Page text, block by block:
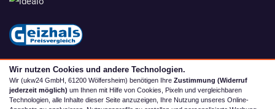
Wir nutzen Cookies und andere Technologien.
Wir (ukw24 GmbH, 61200 Wölfersheim) benötigen Ihre Zustimmung (Widerruf
jederzeit möglich) um Ihnen mit Hilfe von Cookies, Pixeln und vergleichbaren
Technologien, alle Inhalte dieser Seite anzuzeigen, Ihre Nutzung unseres Online-